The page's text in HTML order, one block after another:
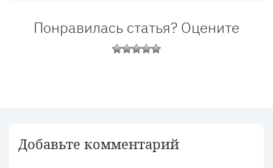
Понравилась статья? Оцените
Добавьте комментарий